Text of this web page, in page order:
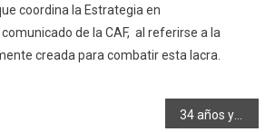
coordina la Estrategia en
de la CAF, al referirse a la
creada para combatir esta lacra.